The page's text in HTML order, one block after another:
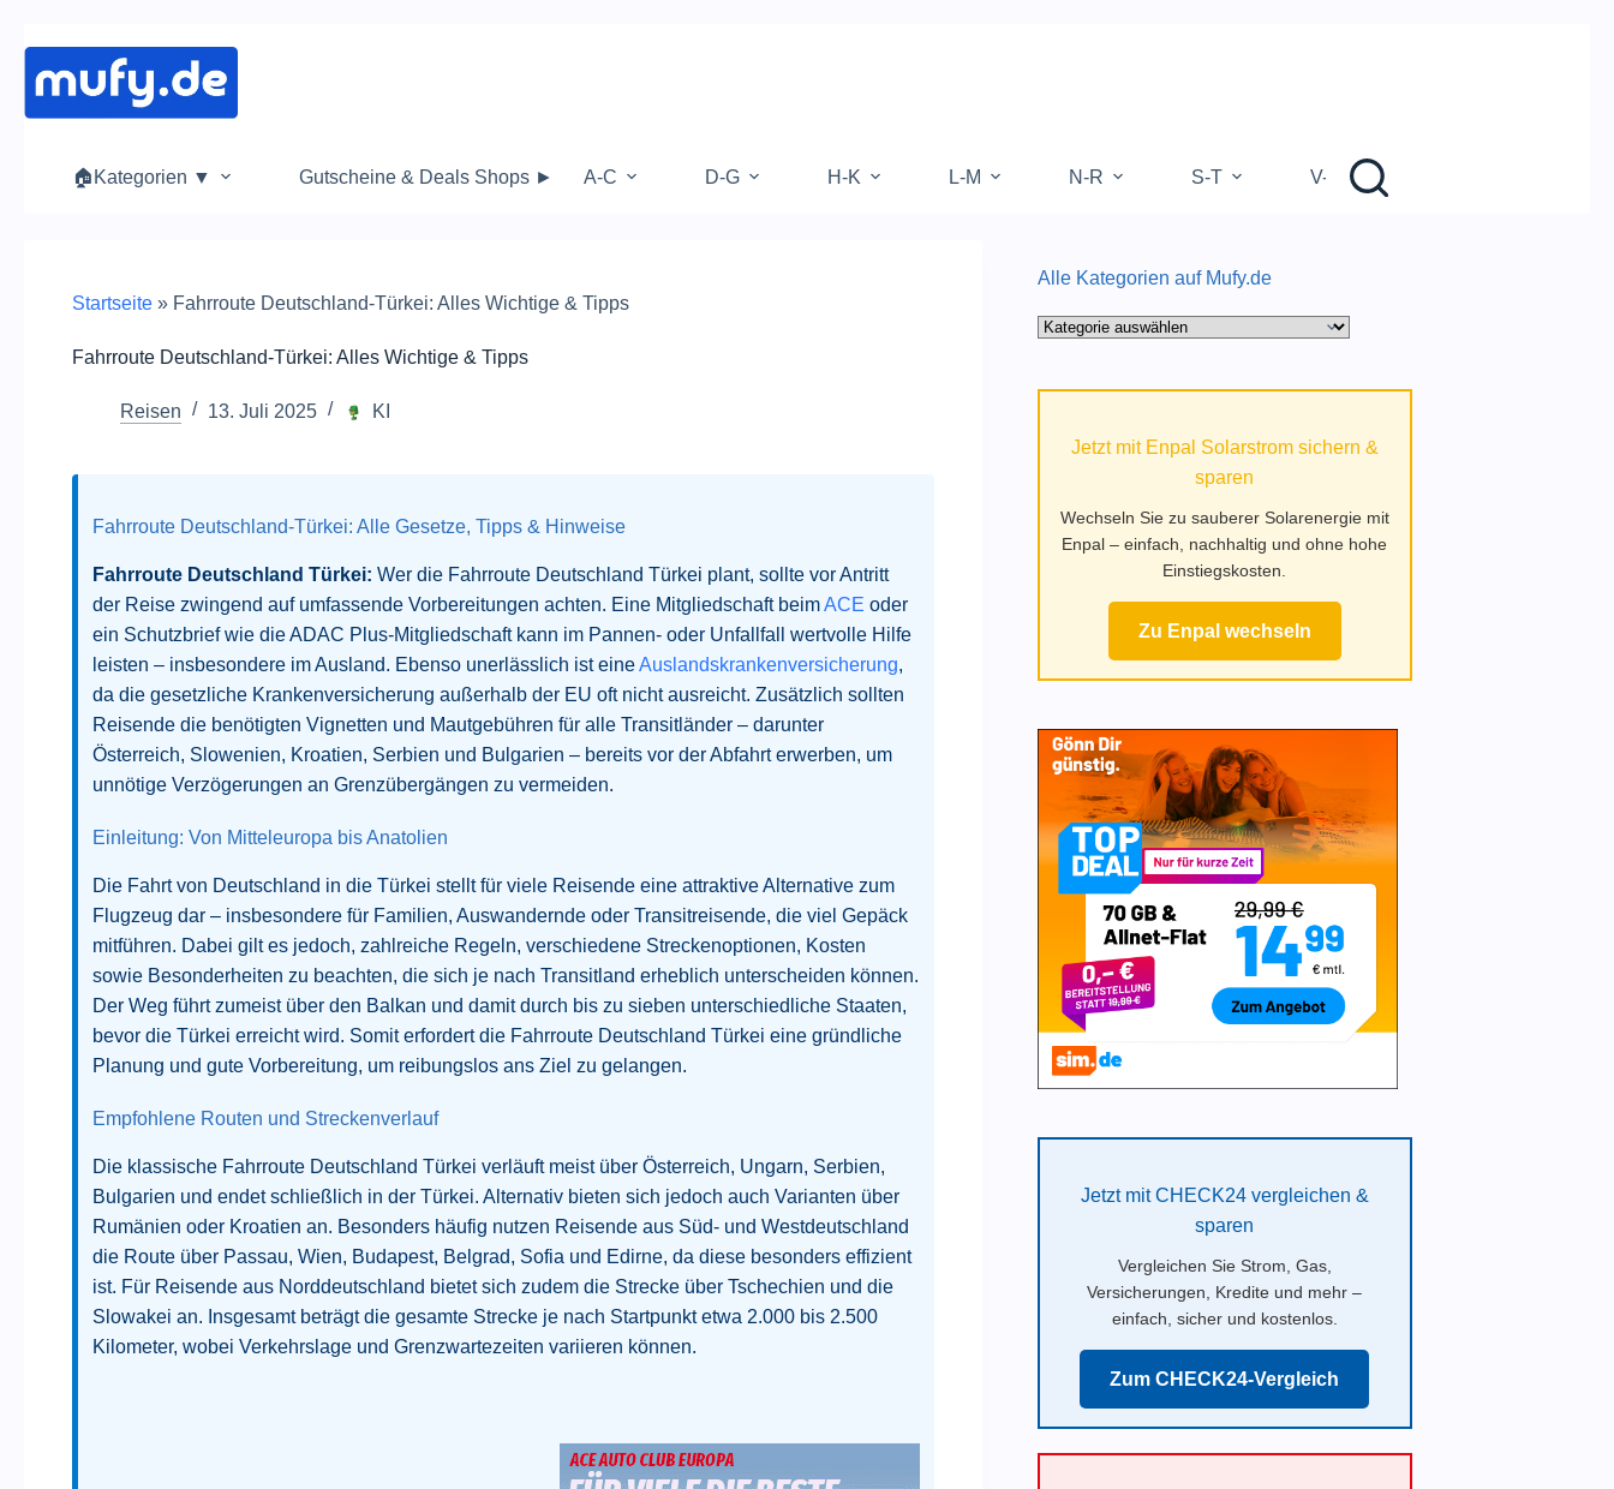
Inhalt
springen
🏠Kategorien ▼ Gutscheine & Deals Shops ► A-C D-G H-K L-M N-R S-T V-Z
Startseite » Fahrroute Deutschland-Türkei: Alles Wichtige & Tipps
Fahrroute Deutschland-Türkei: Alles Wichtige & Tipps
Reisen 13. Juli 2025 KI
Fahrroute Deutschland-Türkei: Alle Gesetze, Tipps & Hinweise
Fahrroute Deutschland Türkei: Wer die Fahrroute Deutschland Türkei plant, sollte vor Antritt
der Reise zwingend auf umfassende Vorbereitungen achten. Eine Mitgliedschaft beimACE oder
ein Schutzbrief wie die ADAC Plus-Mitgliedschaft kann im Pannen- oder Unfallfall wertvolle Hilfe
leisten – insbesondere im Ausland. Ebenso unerlässlich ist eineAuslandskrankenversicherung,
da die gesetzliche Krankenversicherung außerhalb der EU oft nicht ausreicht. Zusätzlich sollten
Reisende die benötigten Vignetten und Mautgebühren für alle Transitländer – darunter
Österreich, Slowenien, Kroatien, Serbien und Bulgarien – bereits vor der Abfahrt erwerben, um
unnötige Verzögerungen an Grenzübergängen zu vermeiden.
Einleitung: Von Mitteleuropa bis Anatolien
Die Fahrt von Deutschland in die Türkei stellt für viele Reisende eine attraktive Alternative zum
Flugzeug dar – insbesondere für Familien, Auswandernde oder Transitreisende, die viel Gepäck
mitführen. Dabei gilt es jedoch, zahlreiche Regeln, verschiedene Streckenoptionen, Kosten
sowie Besonderheiten zu beachten, die sich je nach Transitland erheblich unterscheiden können.
Der Weg führt zumeist über den Balkan und damit durch bis zu sieben unterschiedliche Staaten,
bevor die Türkei erreicht wird. Somit erfordert die Fahrroute Deutschland Türkei eine gründliche
Planung und gute Vorbereitung, um reibungslos ans Ziel zu gelangen.
Empfohlene Routen und Streckenverlauf
Die klassische Fahrroute Deutschland Türkei verläuft meist über Österreich, Ungarn, Serbien,
Bulgarien und endet schließlich in der Türkei. Alternativ bieten sich jedoch auch Varianten über
Rumänien oder Kroatien an. Besonders häufig nutzen Reisende aus Süd- und Westdeutschland
die Route über Passau, Wien, Budapest, Belgrad, Sofia und Edirne, da diese besonders effizient
ist. Für Reisende aus Norddeutschland bietet sich zudem die Strecke über Tschechien und die
Slowakei an. Insgesamt beträgt die gesamte Strecke je nach Startpunkt etwa 2.000 bis 2.500
Kilometer, wobei Verkehrslage und Grenzwartezeiten variieren können.
Alle Kategorien auf Mufy.de
Alle
Jetzt mit Enpal Solarstrom sichern &
sparen
Wechseln Sie zu sauberer Solarenergie mit
Enpal – einfach, nachhaltig und ohne hohe
Einstiegskosten.
Zu Enpal wechseln
Jetzt mit CHECK24 vergleichen &
sparen
Vergleichen Sie Strom, Gas,
Versicherungen, Kredite und mehr –
einfach, sicher und kostenlos.
Zum CHECK24-Vergleich